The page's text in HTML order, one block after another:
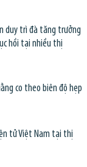
duy trì đà tăng trưởng
hồi tại nhiều thị
co theo biên độ hẹp
tử Việt Nam tại thị